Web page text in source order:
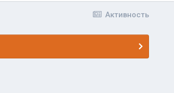
Активность